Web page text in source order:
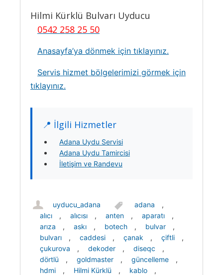
Hilmi Kürklü Bulvarı Uyducu
0542 258 25 50
Anasayfa’ya dönmek için tıklayınız.
Servis hizmet bölgelerimizi görmek için
tıklayınız.
📍 İlgili Hizmetler
Adana Uydu Servisi
Adana Uydu Tamircisi
İletişim ve Randevu
uyducu_adana adana
,
alıcı
, alıcısı , anten , aparatı
,
arıza
, askı , botech , bulvar
,
bulvarı
, caddesi , çanak , çiftli
,
çukurova
, dekoder , diseqc
,
dörtlü
, goldmaster , güncelleme
,
hdmi
, Hilmi Kürklü , kablo
,